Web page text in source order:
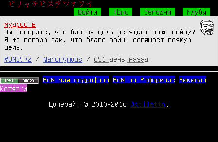
ビリャチピスデツナフイ
Войти
!bnw Сегодня
Клубы
мудрость
Вы говорите, что благая цель освящает даже войну?
Я же говорю вам, что благо войны освящает всякую
цель.
#ON297Z
/ @anonymous / 651 день назад
BnW для ведрофона BnW на Реформале
Викивач
Котятки
Цоперайт © 2010-2016 @stiletto